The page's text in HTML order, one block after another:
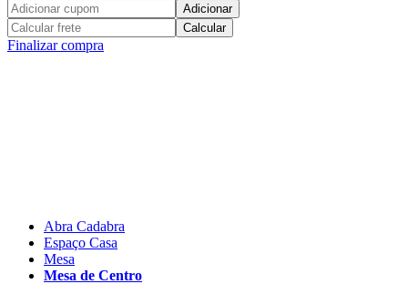
Adicionar
Calcular
Finalizar compra
Abra Cadabra
Espaço Casa
Mesa
Mesa de Centro